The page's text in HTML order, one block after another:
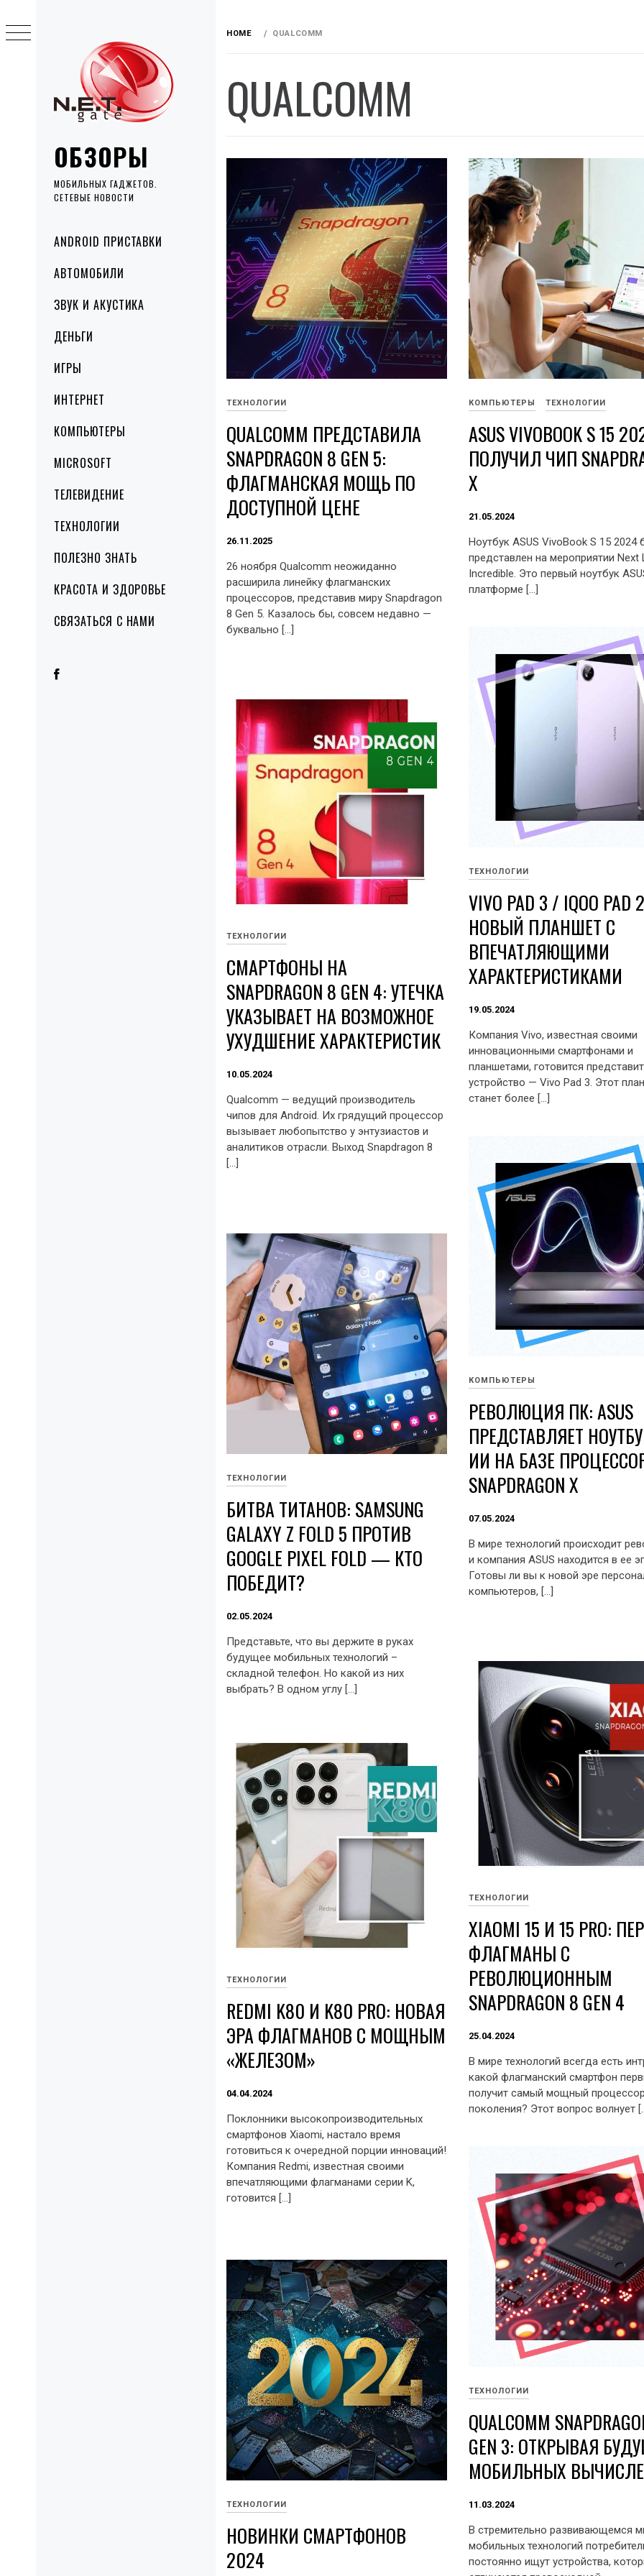
ОБЗОРЫ
МОБИЛЬНЫХ ГАДЖЕТОВ.
СЕТЕВЫЕ НОВОСТИ
Primary
Menu
ANDROID ПРИСТАВКИ
АВТОМОБИЛИ
ЗВУК И АКУСТИКА
ДЕНЬГИ
ИГРЫ
ИНТЕРНЕТ
КОМПЬЮТЕРЫ
MICROSOFT
ТЕЛЕВИДЕНИЕ
ТЕХНОЛОГИИ
ПОЛЕЗНО ЗНАТЬ
КРАСОТА И ЗДОРОВЬЕ
СВЯЗАТЬСЯ С НАМИ
to
content
HOME QUALCOMM
QUALCOMM
ТЕХНОЛОГИИ
QUALCOMM ПРЕДСТАВИЛА
SNAPDRAGON 8 GEN 5:
ФЛАГМАНСКАЯ МОЩЬ ПО
ДОСТУПНОЙ ЦЕНЕ
26.11.2025
26 ноября Qualcomm неожиданно
расширила линейку флагманских
процессоров, представив миру Snapdragon
8 Gen 5. Казалось бы, совсем недавно —
буквально […]
КОМПЬЮТЕРЫ ТЕХНОЛОГИИ
ASUS VIVOBOOK S 15
ПОЛУЧИЛ ЧИП
X
21.05.2024
Ноутбук ASUS VivoBook S 15 2024
представлен на мероприятии Next
Incredible. Это первый ноутбук
платформе […]
ТЕХНОЛОГИИ
VIVO PAD 3 / IQOO PAD
НОВЫЙ ПЛАНШЕТ С
ВПЕЧАТЛЯЮЩИМИ
ХАРАКТЕРИСТИКАМИ
19.05.2024
Компания Vivo, известная своими
инновационными смартфонами и
планшетами, готовится
устройство — Vivo Pad 3. Этот
станет более […]
ТЕХНОЛОГИИ
СМАРТФОНЫ НА
SNAPDRAGON 8 GEN 4: УТЕЧКА
УКАЗЫВАЕТ НА ВОЗМОЖНОЕ
УХУДШЕНИЕ ХАРАКТЕРИСТИК
10.05.2024
Qualcomm — ведущий производитель
чипов для Android. Их грядущий процессор
вызывает любопытство у энтузиастов и
аналитиков отрасли. Выход Snapdragon 8
[…]
КОМПЬЮТЕРЫ
РЕВОЛЮЦИЯ ПК: ASUS
ПРЕДСТАВЛЯЕТ
ИИ НА БАЗЕ
SNAPDRAGON X
07.05.2024
В мире технологий происходит
и компания ASUS находится в ее
Готовы ли вы к новой эре
компьютеров, […]
ТЕХНОЛОГИИ
БИТВА ТИТАНОВ: SAMSUNG
GALAXY Z FOLD 5 ПРОТИВ
GOOGLE PIXEL FOLD — КТО
ПОБЕДИТ?
02.05.2024
Представьте, что вы держите в руках
будущее мобильных технологий –
складной телефон. Но какой из них
выбрать? В одном углу […]
ТЕХНОЛОГИИ
XIAOMI 15 И 15 PRO:
ФЛАГМАНЫ С
РЕВОЛЮЦИОННЫМ
SNAPDRAGON 8 GEN 4
25.04.2024
В мире технологий всегда есть
какой флагманский смартфон
получит самый мощный
поколения? Этот вопрос волнует
ТЕХНОЛОГИИ
REDMI K80 И K80 PRO: НОВАЯ
ЭРА ФЛАГМАНОВ С МОЩНЫМ
«ЖЕЛЕЗОМ»
04.04.2024
Поклонники высокопроизводительных
смартфонов Xiaomi, настало время
готовиться к очередной порции инноваций!
Компания Redmi, известная своими
впечатляющими флагманами серии K,
готовится […]
ТЕХНОЛОГИИ
QUALCOMM
GEN 3: ОТКРЫВАЯ
МОБИЛЬНЫХ
11.03.2024
В стремительно развивающемся
мобильных технологий
постоянно ищут устройства,
ТЕХНОЛОГИИ
НОВИНКИ СМАРТФОНОВ
2024